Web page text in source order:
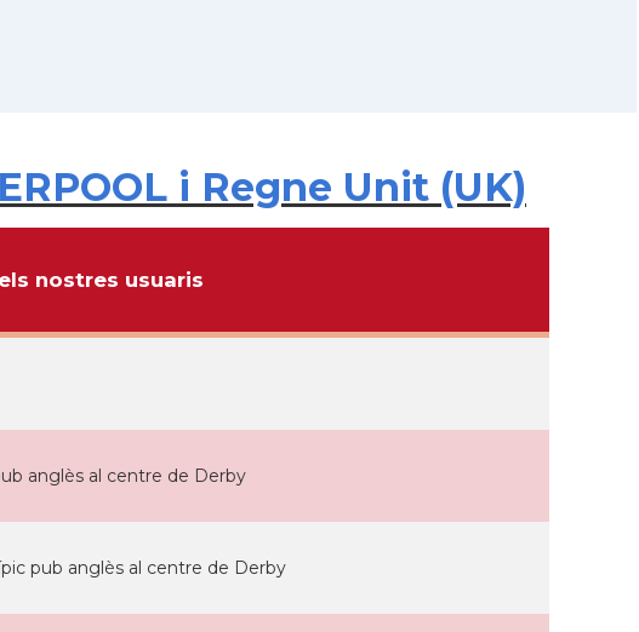
i Regne Unit (UK)
nostres usuaris
anglès al centre de Derby
pub anglès al centre de Derby